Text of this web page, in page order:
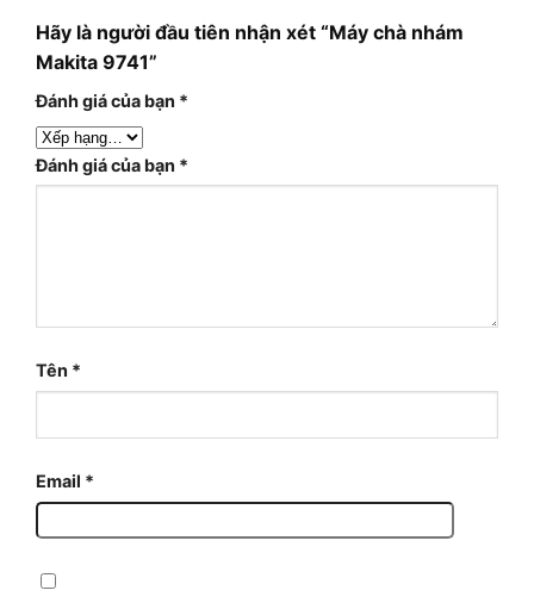
Hãy là người đầu tiên nhận xét “Máy chà nhám
Makita 9741”
Đánh giá của bạn *
Đánh giá của bạn *
Tên *
Email *